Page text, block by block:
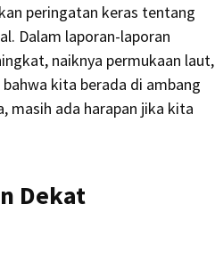
peringatan keras tentang
Dalam laporan-laporan
naiknya permukaan laut,
kita berada di ambang
masih ada harapan jika kita
Dekat